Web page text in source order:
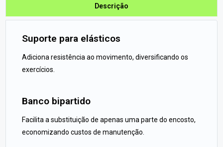
Descrição
Suporte para elásticos
Adiciona resistência ao movimento, diversificando os
exercícios.
Banco bipartido
Facilita a substituição de apenas uma parte do encosto,
economizando custos de manutenção.